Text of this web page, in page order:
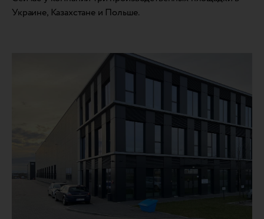
Украине, Казахстане и Польше.